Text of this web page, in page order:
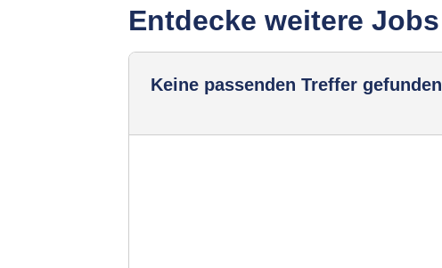
Entdecke weitere Jobs
Keine passenden Treffer gefunden